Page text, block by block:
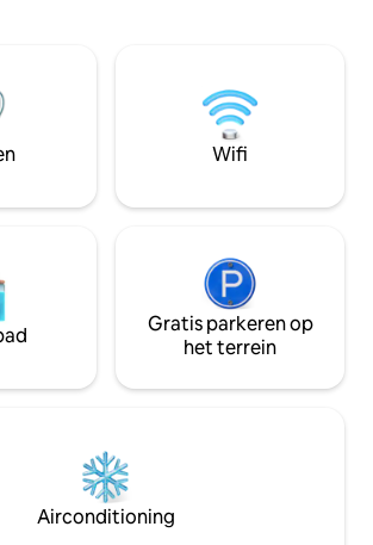
om de stad te
Milanese... Geniet
je het nog nooit hebt
Metro beneden:
Duomo/Missori >
VERBINDING
TREINSTATIONS
Wifi
Gratis parkeren op
het terrein
Airconditioning